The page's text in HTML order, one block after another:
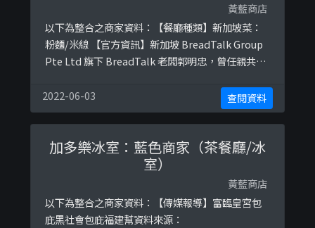
黃藍商店
以下為整合之商家資料：【餐廳種類】新加坡菜：
粉麵/米線 【官方資訊】新加坡 BreadTalk Group
Pte Ltd 旗下 BreadTalk 老闆郭明忠，曾任親共團
https://www.facebook.com/fcwithyou/photos
/a.106490494472819/174098474378687/
2022-06-03 查閱資料
加多樂冰室：藍色商家（茶餐廳/冰
室）
黃藍商店
以下為整合之商家資料：【傳媒報導】富臨皇宮包
庇黑社會包庇福建幫資料來源：